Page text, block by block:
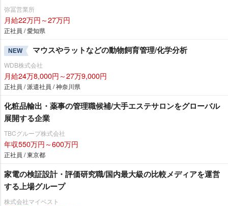
弥冨営業所
月給22万円～27万円
正社員 / 愛知県
NEW マウスやラットなどの動物飼育管理/化学分析
WDB株式会社
月給24万8,000円～27万9,000円
正社員 / 派遣社員 / 神奈川県
化粧品輸出・薬事の管理職候補/大手エステサロンをグローバル
展開する企業
TBCグループ株式会社
年収550万円～600万円
正社員 / 東京都
家電の検証設計・評価研究職/国内最大級の比較メディアを運営
する上場グループ
株式会社マイベスト